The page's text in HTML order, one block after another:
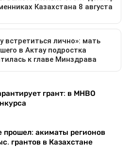
грант: в МНВО
прошел: акиматы регионов
грантов в Казахстане